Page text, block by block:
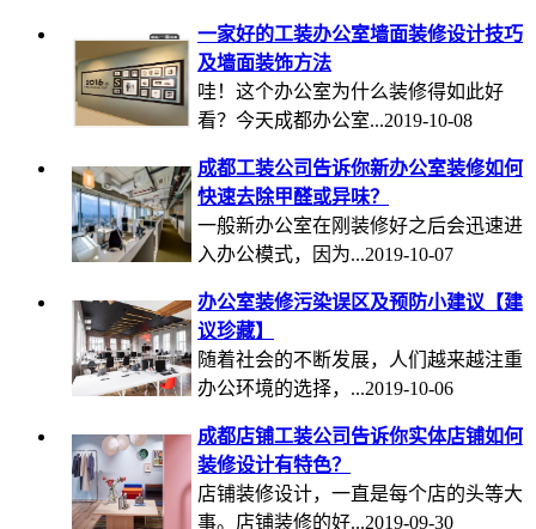
一家好的工装办公室墙面装修设计技巧
及墙面装饰方法
哇！这个办公室为什么装修得如此好
看？今天成都办公室...2019-10-08
​成都工装公司告诉你新办公室装修如何
快速去除甲醛或异味？
一般新办公室在刚装修好之后会迅速进
入办公模式，因为...2019-10-07
办公室装修污染误区及预防小建议【建
议珍藏】
随着社会的不断发展，人们越来越注重
办公环境的选择，...2019-10-06
成都店铺工装公司告诉你实体店铺如何
装修设计有特色？
店铺装修设计，一直是每个店的头等大
事。店铺装修的好...2019-09-30